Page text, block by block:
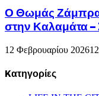
Ο Θωμάς
στην Καλαμάτα
12 Φεβρουαρίου 2026
Kατηγορίες